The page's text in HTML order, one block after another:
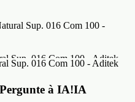
Sup. 016 Com 100 -
Pergunte à IA!IA